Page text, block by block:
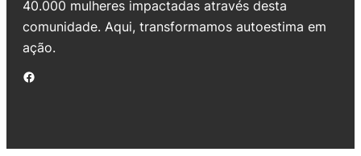
40.000 mulheres impactadas através desta
comunidade. Aqui, transformamos autoestima em
ação.
Facebook